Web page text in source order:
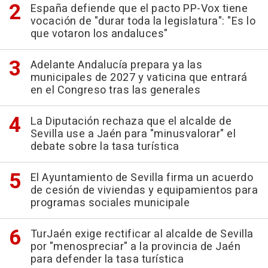
España defiende que el pacto PP-Vox tiene
vocación de "durar toda la legislatura": "Es lo
que votaron los andaluces"
Adelante Andalucía prepara ya las
municipales de 2027 y vaticina que entrará
en el Congreso tras las generales
La Diputación rechaza que el alcalde de
Sevilla use a Jaén para "minusvalorar" el
debate sobre la tasa turística
El Ayuntamiento de Sevilla firma un acuerdo
de cesión de viviendas y equipamientos para
programas sociales municipale
TurJaén exige rectificar al alcalde de Sevilla
por "menospreciar" a la provincia de Jaén
para defender la tasa turística